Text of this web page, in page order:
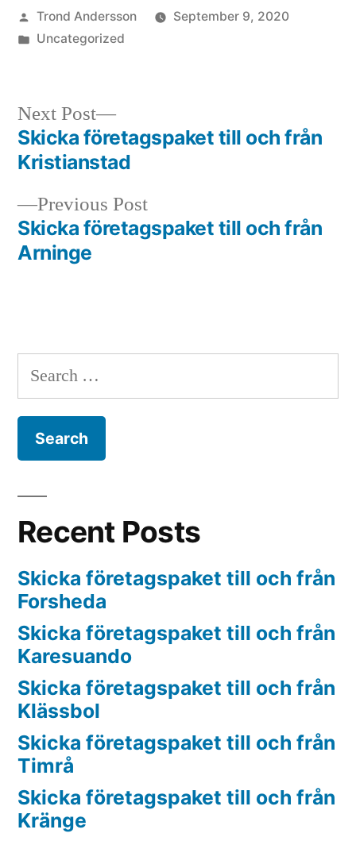
Posted
by
Trond Andersson
September 9, 2020
Posted
Uncategorized
Post
navigation
Previous PostPrevious
post:
Skicka företagspaket till och från
Arninge
Next Post
Next
post:
Skicka företagspaket till och från
Kristianstad
Search
for:
Recent Posts
Skicka företagspaket till och från
Forsheda
Skicka företagspaket till och från
Karesuando
Skicka företagspaket till och från
Klässbol
Skicka företagspaket till och från
Timrå
Skicka företagspaket till och från
Kränge